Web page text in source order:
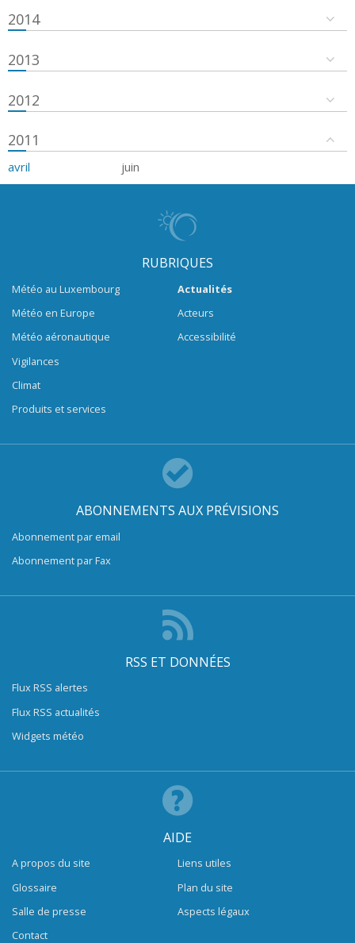
2014
2013
2012
2011
avril juin
RUBRIQUES
Météo au Luxembourg
Météo en Europe
Météo aéronautique
Vigilances
Climat
Produits et services
Actualités
Acteurs
Accessibilité
ABONNEMENTS AUX PRÉVISIONS
Abonnement par email
Abonnement par Fax
RSS ET DONNÉES
Flux RSS alertes
Flux RSS actualités
Widgets météo
AIDE
A propos du site
Glossaire
Salle de presse
Contact
Liens utiles
Plan du site
Aspects légaux